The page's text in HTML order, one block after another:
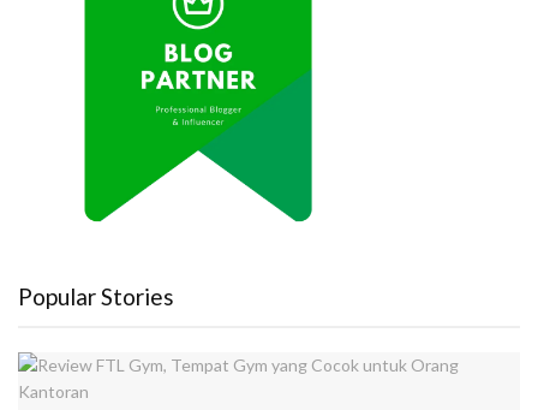
Popular Stories